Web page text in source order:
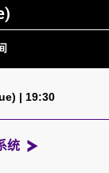
| 19:30
统